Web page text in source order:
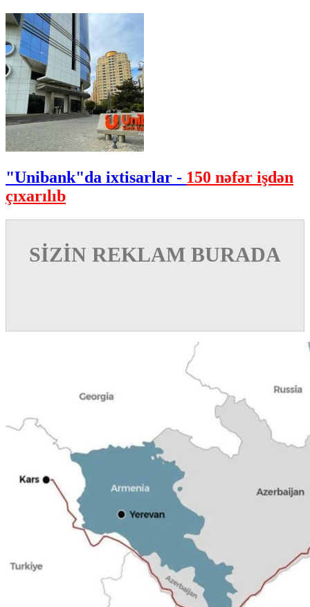
"Unibank"da ixtisarlar - 150 nəfər işdən
çıxarılıb
SİZİN REKLAM BURADA